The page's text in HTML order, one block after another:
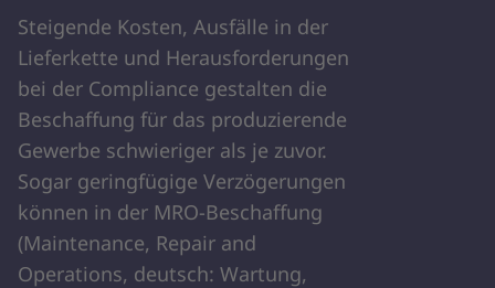
Steigende Kosten, Ausfälle in der
Lieferkette und Herausforderungen
bei der Compliance gestalten die
Beschaffung für das produzierende
Gewerbe schwieriger als je zuvor.
Sogar geringfügige Verzögerungen
können in der MRO-Beschaffung
(Maintenance, Repair and
Operations, deutsch: Wartung,